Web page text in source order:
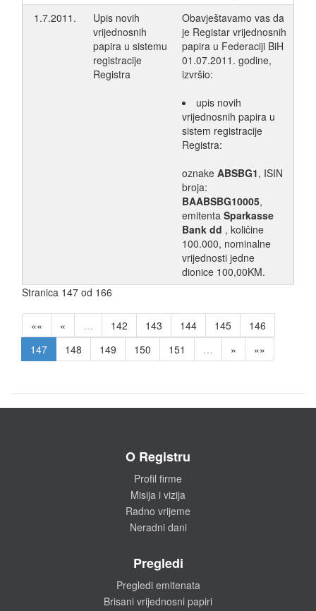
1.7.2011.
Upis novih
vrijednosnih
papira u sistemu
registracije
Registra
Obavještavamo vas da
je Registar vrijednosnih
papira u Federaciji BiH
01.07.2011. godine,
izvršio:
upis novih
vrijednosnih papira u
sistem registracije
Registra:
oznake ABSBG1, ISIN
broja:
BAABSBG10005,
emitenta Sparkasse
Bank dd , količine
100.000, nominalne
vrijednosti jedne
dionice 100,00KM.
Stranica 147 od 166
«« « … 142 143 144 145
146
147
148 149 150 151 … » »»
O Registru
Profil firme
Misija i vizija
Radno vrijeme
Neradni dani
Pregledi
Pregledi emitenata
Brisani vrijednosni papiri